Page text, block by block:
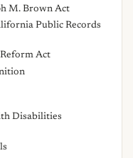
M. Brown Act
Public Records
Act
Disabilities